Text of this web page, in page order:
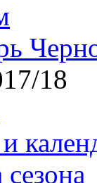
18
сезона